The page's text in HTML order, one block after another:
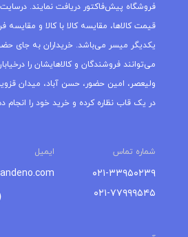
فروشگاه پیش‌فاکتور دریافت نمایند. درسایت
قیمت کالاها، مقایسه کالا با کالا و مقایسه
یکدیگر میسر می‌باشد. خریداران به جای حضور
می‌توانند فروشندگان و کالاهایشان را
ولیعصر، امین حضور، حسن آباد، میدان
در یک قاب نظاره کرده و خرید خود را انجام
شماره تماس ایمیل
۰۲۱-۳۳۹۵۰۲۳۹
۰۲۱-۷۷۹۹۹۵۴۵